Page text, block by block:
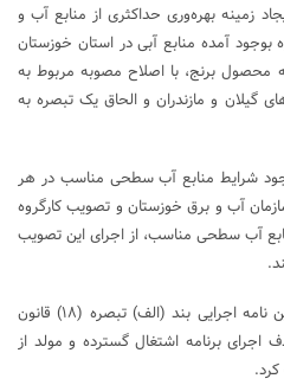
زمینه بهره‌وری حداکثری از منابع آب و
بوجود آمده منابع آبی در استان خوزستان
برنج، با اصلاح مصوبه مربوط به
گیلان و مازندران و الحاق یک تبصره به
شرایط منابع آب سطحی مناسب در هر
آب و برق خوزستان و تصویب کارگروه
آب سطحی مناسب، از اجرای این تصویب
در ادامه این جلسه، هیات وزیران آیین نامه اجرایی بند (الف) تبصره (۱۸) قانون
را با هدف اجرای برنامه اشتغال گسترده و مولد از